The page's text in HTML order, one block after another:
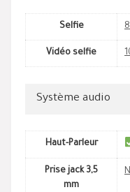
Selfie
Vidéo selfie
Système audio
Haut-Parleur
Prise jack 3,5
mm